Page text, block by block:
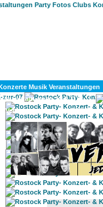
KULTUR
DIVERSES